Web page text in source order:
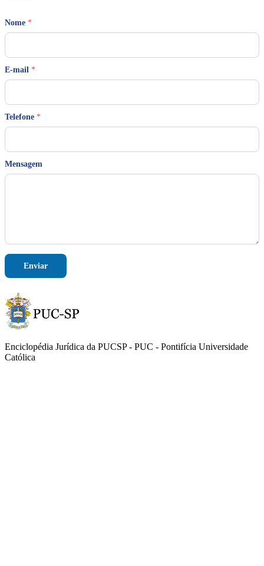
Nome *
*
E-mail *
Telefone *
Mensagem
Enviar
Enciclopédia Jurídica da PUCSP - PUC - Pontifícia Universidade
Católica